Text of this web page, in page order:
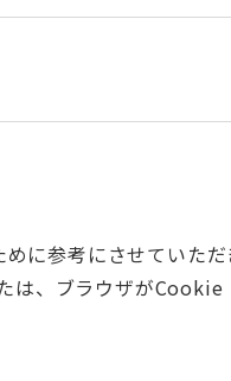
に参考にさせていただ
、ブラウザが